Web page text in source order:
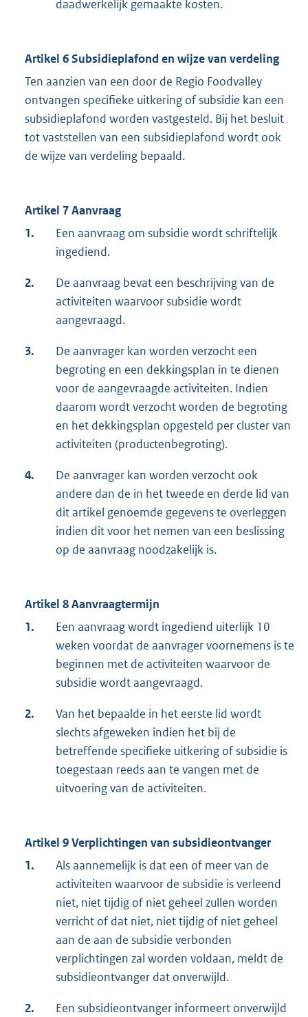
daadwerkelijk gemaakte kosten.
Artikel 6 Subsidieplafond en wijze van verdeling
Ten aanzien van een door de Regio Foodvalley
ontvangen specifieke uitkering of subsidie kan een
subsidieplafond worden vastgesteld. Bij het besluit
tot vaststellen van een subsidieplafond wordt ook
de wijze van verdeling bepaald.
Artikel 7 Aanvraag
1.
Een aanvraag om subsidie wordt schriftelijk
ingediend.
2.
De aanvraag bevat een beschrijving van de
activiteiten waarvoor subsidie wordt
aangevraagd.
3.
De aanvrager kan worden verzocht een
begroting en een dekkingsplan in te dienen
voor de aangevraagde activiteiten. Indien
daarom wordt verzocht worden de begroting
en het dekkingsplan opgesteld per cluster van
activiteiten (productenbegroting).
4.
De aanvrager kan worden verzocht ook
andere dan de in het tweede en derde lid van
dit artikel genoemde gegevens te overleggen
indien dit voor het nemen van een beslissing
op de aanvraag noodzakelijk is.
Artikel 8 Aanvraagtermijn
1.
Een aanvraag wordt ingediend uiterlijk 10
weken voordat de aanvrager voornemens is te
beginnen met de activiteiten waarvoor de
subsidie wordt aangevraagd.
2.
Van het bepaalde in het eerste lid wordt
slechts afgeweken indien het bij de
betreffende specifieke uitkering of subsidie is
toegestaan reeds aan te vangen met de
uitvoering van de activiteiten.
Artikel 9 Verplichtingen van subsidieontvanger
1.
Als aannemelijk is dat een of meer van de
activiteiten waarvoor de subsidie is verleend
niet, niet tijdig of niet geheel zullen worden
verricht of dat niet, niet tijdig of niet geheel
aan de aan de subsidie verbonden
verplichtingen zal worden voldaan, meldt de
subsidieontvanger dat onverwijld.
2.
Een subsidieontvanger informeert onverwijld